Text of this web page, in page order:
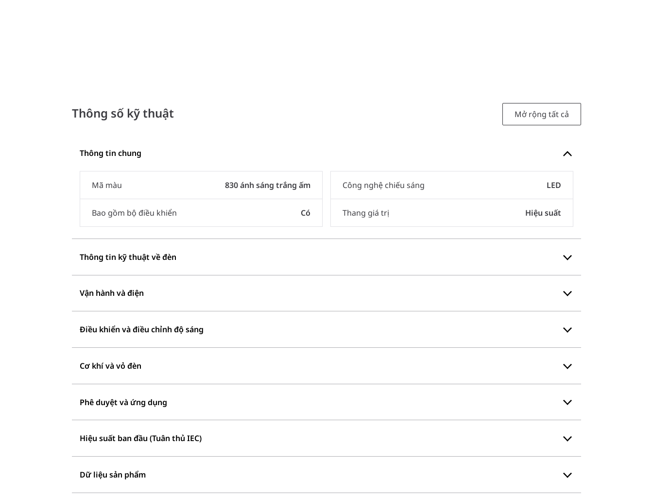
Thông số kỹ thuật Mở rộng tất cả
Thông tin chung
Mã màu 830 ánh sáng trắng ấm
Bao gồm bộ điều khiển Có
Công nghệ chiếu sáng LED
Thang giá trị Hiệu suất
Thông tin kỹ thuật về đèn
Vận hành và điện
Điều khiển và điều chỉnh độ sáng
Cơ khí và vỏ đèn
Phê duyệt và ứng dụng
Hiệu suất ban đầu (Tuân thủ IEC)
Dữ liệu sản phẩm